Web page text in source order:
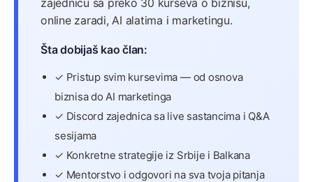
zajednicu sa preko 30 kurseva o biznisu,
online zaradi, AI alatima i marketingu.
Šta dobijaš kao član:
✓ Pristup svim kursevima — od osnova
biznisa do AI marketinga
✓ Discord zajednica sa live sastancima i Q&A
sesijama
✓ Konkretne strategije iz Srbije i Balkana
✓ Mentorstvo i odgovori na sva tvoja pitanja